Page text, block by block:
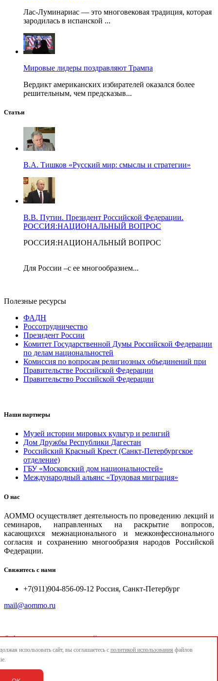
Лас-Луминариас — это многовековая традиция, которая
зародилась в испанской ...
Мировые лидеры поздравляют Трампа
Вердикт американских избирателей оказался более
решительным, чем предсказыв...
Статьи
В.А. Тишков «Русский мир: смыслы и стратегии»
В.В. Путин. Президент Российской Федерации.
РОССИЯ:НАЦИОНАЛЬНЫЙ ВОПРОС
РОССИЯ:НАЦИОНАЛЬНЫЙ ВОПРОС
Для России –с ее многообразием...
Полезные ресурсы
ФАДН
Россотрудничество
Президент России
Комитет Государственной Думы Российской Федерации
по делам национальностей
Комиссия по вопросам религиозных объединений при
Правительстве Российской Федерации
Правительство Российской Федерации
Наши партнеры
Музей истории мировых культур и религий
Дом Дружбы Республики Дагестан
Российский Красный Крест (Санкт-Петербургское
отделение)
ГБУ «Московский дом национальностей»
Международный альянс «Трудовая миграция»
О нас
АОММО осуществляет деятельность по проведению лекций и
семинаров, направленных на раскрытие вопросов,
касающихся межнационального и межконфессионального
согласия и сохранению многообразия народов Российской
Федерации.
Свяжитесь с нами
+7(911)904-856-09-12 Россия, Санкт-Петербург
mail@aommo.ru
© Ассоциация организаций по реализации национальных
проектов и достижению национальных целей развития
mail@aommo.ru
использовать сайт, вы соглашаетесь с политикой использования файлов